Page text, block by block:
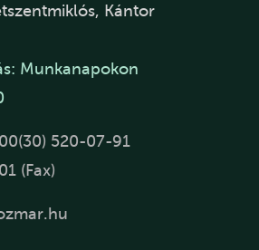
Kántor
Munkanapokon
(30) 520-07-91
(Fax)